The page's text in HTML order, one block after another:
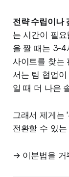
전략 수립이나
는 시간이 필
을 짤 때는 3-4
사이트를 찾는
서는 팀 협업
일 때 더 나은
그래서 제게는
전환할 수 있
→ 이분법을 거